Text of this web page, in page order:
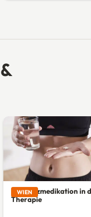
WIEN
Schmerzmedikation in
Therapie